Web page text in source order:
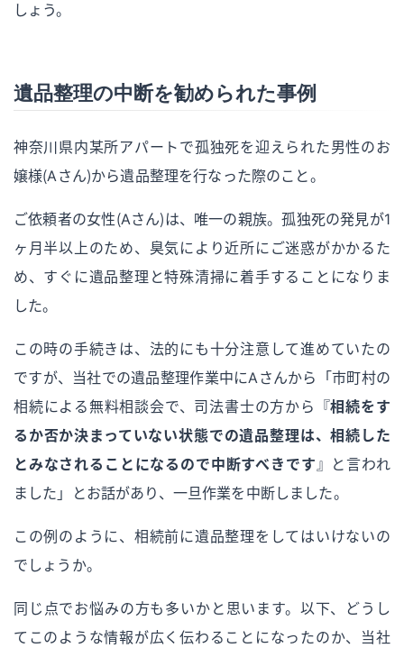
しょう。
遺品整理の中断を勧められた事例
神奈川県内某所アパートで孤独死を迎えられた男性のお
嬢様（Aさん）から遺品整理を行なった際のこと。
ご依頼者の女性（Aさん）は、唯一の親族。孤独死の発見が1
ヶ月半以上のため、臭気により近所にご迷惑がかかるた
め、すぐに遺品整理と特殊清掃に着手することになりま
した。
この時の手続きは、法的にも十分注意して進めていたの
ですが、当社での遺品整理作業中にAさんから「市町村の
相続による無料相談会で、司法書士の方から『相続をす
るか否か決まっていない状態での遺品整理は、相続した
とみなされることになるので中断すべきです』と言われ
ました」とお話があり、一旦作業を中断しました。
この例のように、相続前に遺品整理をしてはいけないの
でしょうか。
同じ点でお悩みの方も多いかと思います。以下、どうし
てこのような情報が広く伝わることになったのか、当社